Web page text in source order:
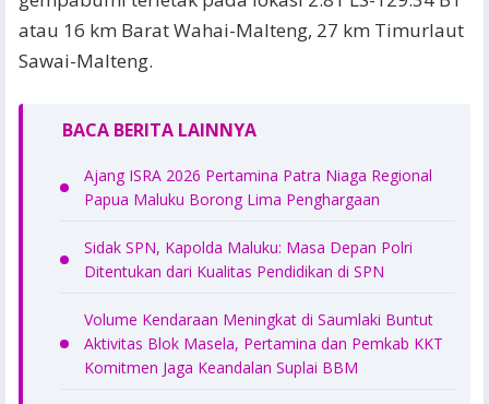
atau 16 km Barat Wahai-Malteng, 27 km Timurlaut
Sawai-Malteng.
BACA BERITA LAINNYA
Ajang ISRA 2026 Pertamina Patra Niaga Regional
Papua Maluku Borong Lima Penghargaan
Sidak SPN, Kapolda Maluku: Masa Depan Polri
Ditentukan dari Kualitas Pendidikan di SPN
Volume Kendaraan Meningkat di Saumlaki Buntut
Aktivitas Blok Masela, Pertamina dan Pemkab KKT
Komitmen Jaga Keandalan Suplai BBM